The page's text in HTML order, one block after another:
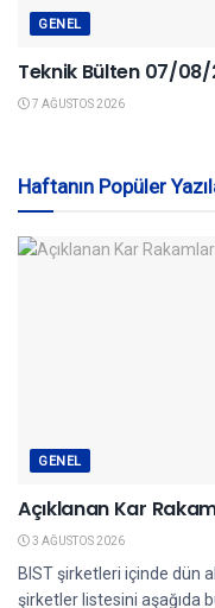
GENEL
Teknik Bülten 07/
7 AĞUSTOS 2026
Haftanın Popüler
GENEL
Açıklanan Kar
3 AĞUSTOS 2026
BIST şirketleri içinde dün
şirketler listesini aşağıda